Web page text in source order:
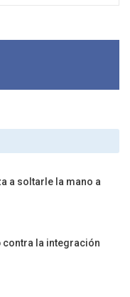
a soltarle la mano a
contra la integración